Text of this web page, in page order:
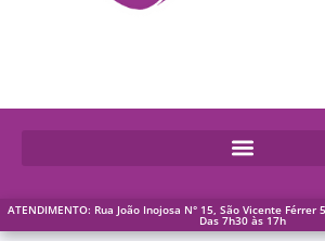
ATENDIMENTO: Rua João Inojosa N° 15, São Vicente
Das 7h30 às 17h